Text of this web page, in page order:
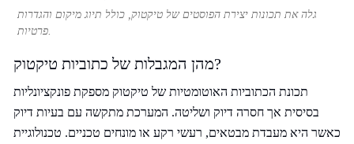
גלה את תכונות יצירת הפוסטים של טיקטוק, כולל תיוג מיקום והגדרות
פרטיות.
מהן המגבלות של כתוביות טיקטוק?
תכונת הכתוביות האוטומטיות של טיקטוק מספקת פונקציונליות
בסיסית אך חסרה דיוק ושליטה. המערכת מתקשה עם בעיות דיוק
כאשר היא מעבדת מבטאים, רעשי רקע או מונחים טכניים. טכנולוגיית